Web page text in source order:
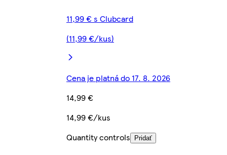
11,99 € s Clubcard
(11,99 €/kus)
Cena je platná do 17. 8. 2026
14,99 €
14,99 €/kus
Quantity controls
Pridať